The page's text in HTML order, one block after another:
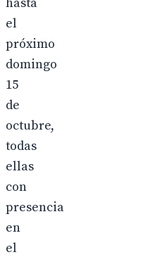
el
próximo
domingo
15
de
octubre,
todas
ellas
con
presencia
en
el